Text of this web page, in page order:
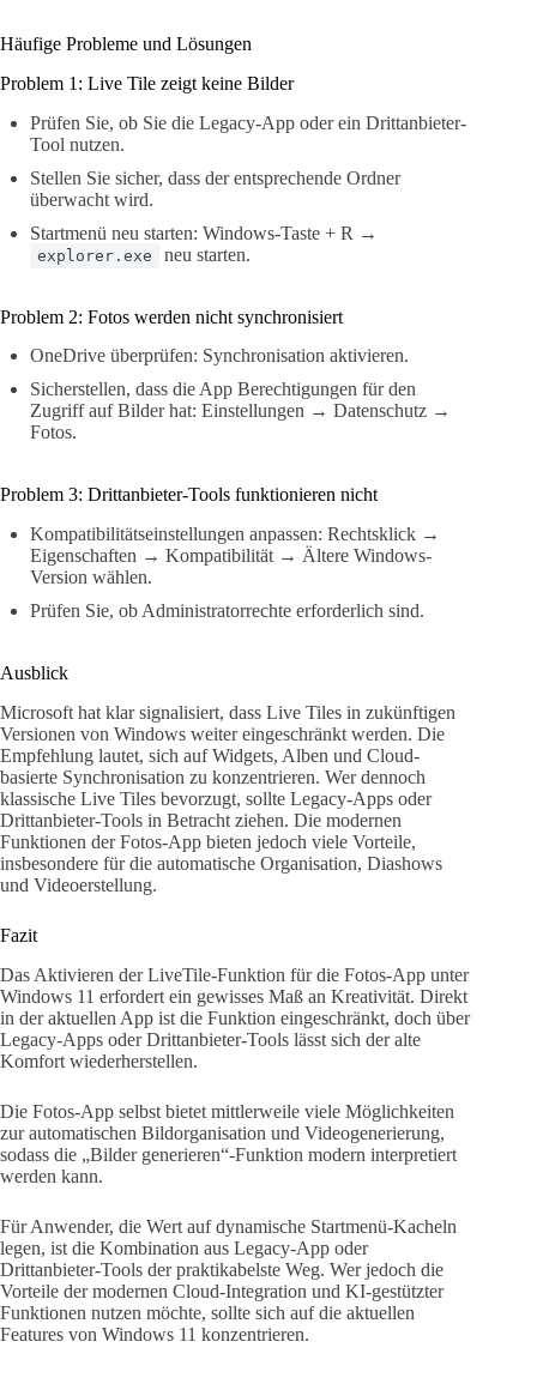
Häufige Probleme und Lösungen
Problem 1: Live Tile zeigt keine Bilder
Prüfen Sie, ob Sie die Legacy-App oder ein Drittanbieter-
Tool nutzen.
Stellen Sie sicher, dass der entsprechende Ordner
überwacht wird.
Startmenü neu starten: Windows-Taste + R →
explorer.exe neu starten.
Problem 2: Fotos werden nicht synchronisiert
OneDrive überprüfen: Synchronisation aktivieren.
Sicherstellen, dass die App Berechtigungen für den
Zugriff auf Bilder hat: Einstellungen → Datenschutz →
Fotos.
Problem 3: Drittanbieter-Tools funktionieren nicht
Kompatibilitätseinstellungen anpassen: Rechtsklick →
Eigenschaften → Kompatibilität → Ältere Windows-
Version wählen.
Prüfen Sie, ob Administratorrechte erforderlich sind.
Ausblick
Microsoft hat klar signalisiert, dass Live Tiles in zukünftigen
Versionen von Windows weiter eingeschränkt werden. Die
Empfehlung lautet, sich auf Widgets, Alben und Cloud-
basierte Synchronisation zu konzentrieren. Wer dennoch
klassische Live Tiles bevorzugt, sollte Legacy-Apps oder
Drittanbieter-Tools in Betracht ziehen. Die modernen
Funktionen der Fotos-App bieten jedoch viele Vorteile,
insbesondere für die automatische Organisation, Diashows
und Videoerstellung.
Fazit
Das Aktivieren der LiveTile-Funktion für die Fotos-App unter
Windows 11 erfordert ein gewisses Maß an Kreativität. Direkt
in der aktuellen App ist die Funktion eingeschränkt, doch über
Legacy-Apps oder Drittanbieter-Tools lässt sich der alte
Komfort wiederherstellen.
Die Fotos-App selbst bietet mittlerweile viele Möglichkeiten
zur automatischen Bildorganisation und Videogenerierung,
sodass die „Bilder generieren“-Funktion modern interpretiert
werden kann.
Für Anwender, die Wert auf dynamische Startmenü-Kacheln
legen, ist die Kombination aus Legacy-App oder
Drittanbieter-Tools der praktikabelste Weg. Wer jedoch die
Vorteile der modernen Cloud-Integration und KI-gestützter
Funktionen nutzen möchte, sollte sich auf die aktuellen
Features von Windows 11 konzentrieren.